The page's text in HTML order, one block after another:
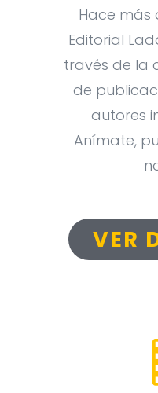
Hace más
Editorial
través de la
de
autores
Anímate,
VER